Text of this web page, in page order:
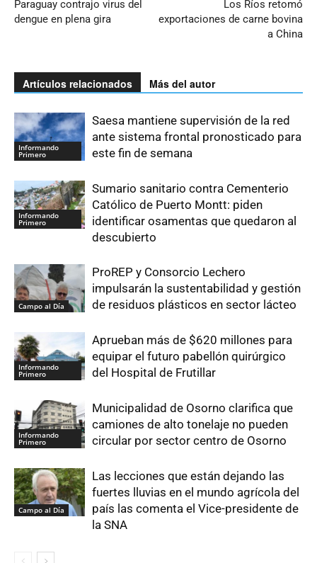
Paraguay contrajo virus del
dengue en plena gira
Los Ríos retomó
exportaciones de carne bovina
a China
Artículos relacionados Más del autor
Informando
Primero
Saesa mantiene supervisión de la red
ante sistema frontal pronosticado para
este fin de semana
Informando
Primero
Sumario sanitario contra Cementerio
Católico de Puerto Montt: piden
identificar osamentas que quedaron al
descubierto
Campo al Día
ProREP y Consorcio Lechero
impulsarán la sustentabilidad y gestión
de residuos plásticos en sector lácteo
Informando
Primero
Aprueban más de $620 millones para
equipar el futuro pabellón quirúrgico
del Hospital de Frutillar
Informando
Primero
Municipalidad de Osorno clarifica que
camiones de alto tonelaje no pueden
circular por sector centro de Osorno
Campo al Día
Las lecciones que están dejando las
fuertes lluvias en el mundo agrícola del
país las comenta el Vice-presidente de
la SNA